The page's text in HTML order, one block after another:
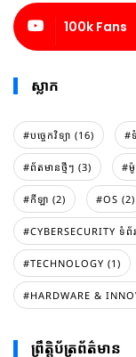
100k Fans
ស្លាក
#បច្ចេកវិទ្យា (16) #
#ព័តមានថ្មីៗ (3) #
#កីឡា (2) #OS (2)
#CYBERSECURITY ទំព័
#TECHNOLOGY (1)
#HARDWARE &
ព្រឹត្តិប័ត្រព័ត៌មាន